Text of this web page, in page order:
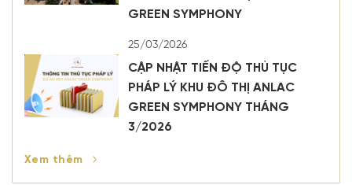
GREEN SYMPHONY
25/03/2026
CẬP NHẬT TIẾN ĐỘ THỦ TỤC
PHÁP LÝ KHU ĐÔ THỊ ANLAC
GREEN SYMPHONY THÁNG
3/2026
Xem thêm